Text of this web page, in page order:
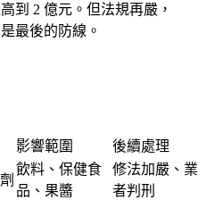
到 2 億元。但法規再嚴，
最後的防線。
影響範圍 後續處理
飲料、保健食
品、果醬
修法加嚴、業
者判刑